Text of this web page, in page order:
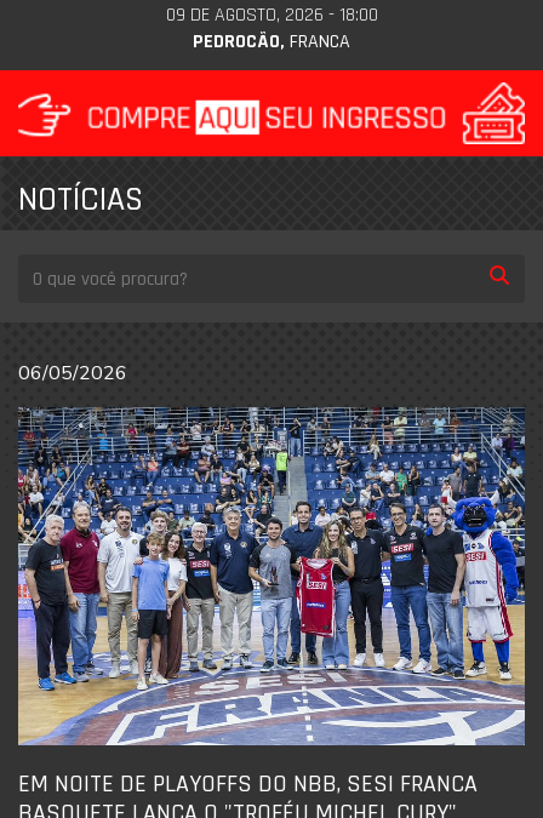
09 DE AGOSTO, 2026 - 18:00
PEDROCÃO, FRANCA
NOTÍCIAS
06/05/2026
EM NOITE DE PLAYOFFS DO NBB, SESI FRANCA